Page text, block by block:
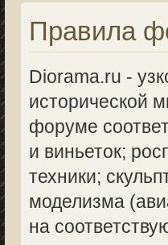
Правила
Diorama.ru -
исторической
форуме
и виньеток;
техники;
моделизма
на